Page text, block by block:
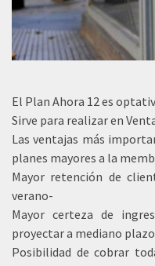
El Plan Ahora 12 es
Sirve para realizar en
Las ventajas más
planes mayores a la
Mayor retención de
verano-
Mayor certeza de
proyectar a mediano
Posibilidad de cobrar